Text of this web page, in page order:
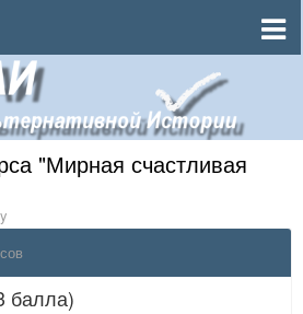
"Мирная счастливая
балла)